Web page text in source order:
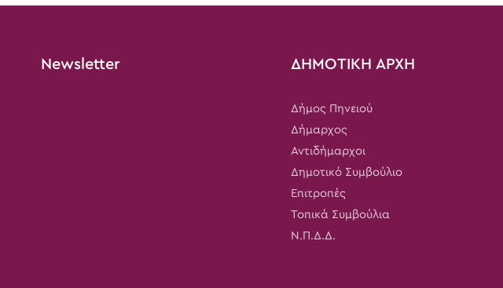
Newsletter ΔΗΜΟΤΙΚΗ ΑΡΧΗ
Δήμος Πηνειού
Δήμαρχος
Αντιδήμαρχοι
Δημοτικό Συμβούλιο
Επιτροπές
Τοπικά Συμβούλια
Ν.Π.Δ.Δ.